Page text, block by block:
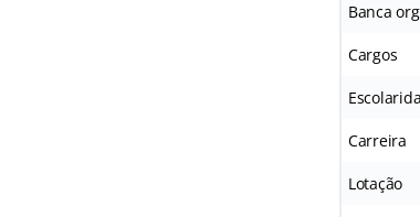
Banca
Cargos
Carreira
Lotação